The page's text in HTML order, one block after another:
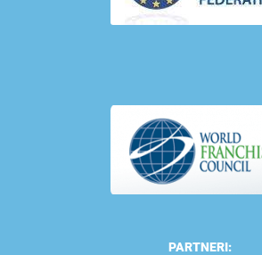
PARTNERI: